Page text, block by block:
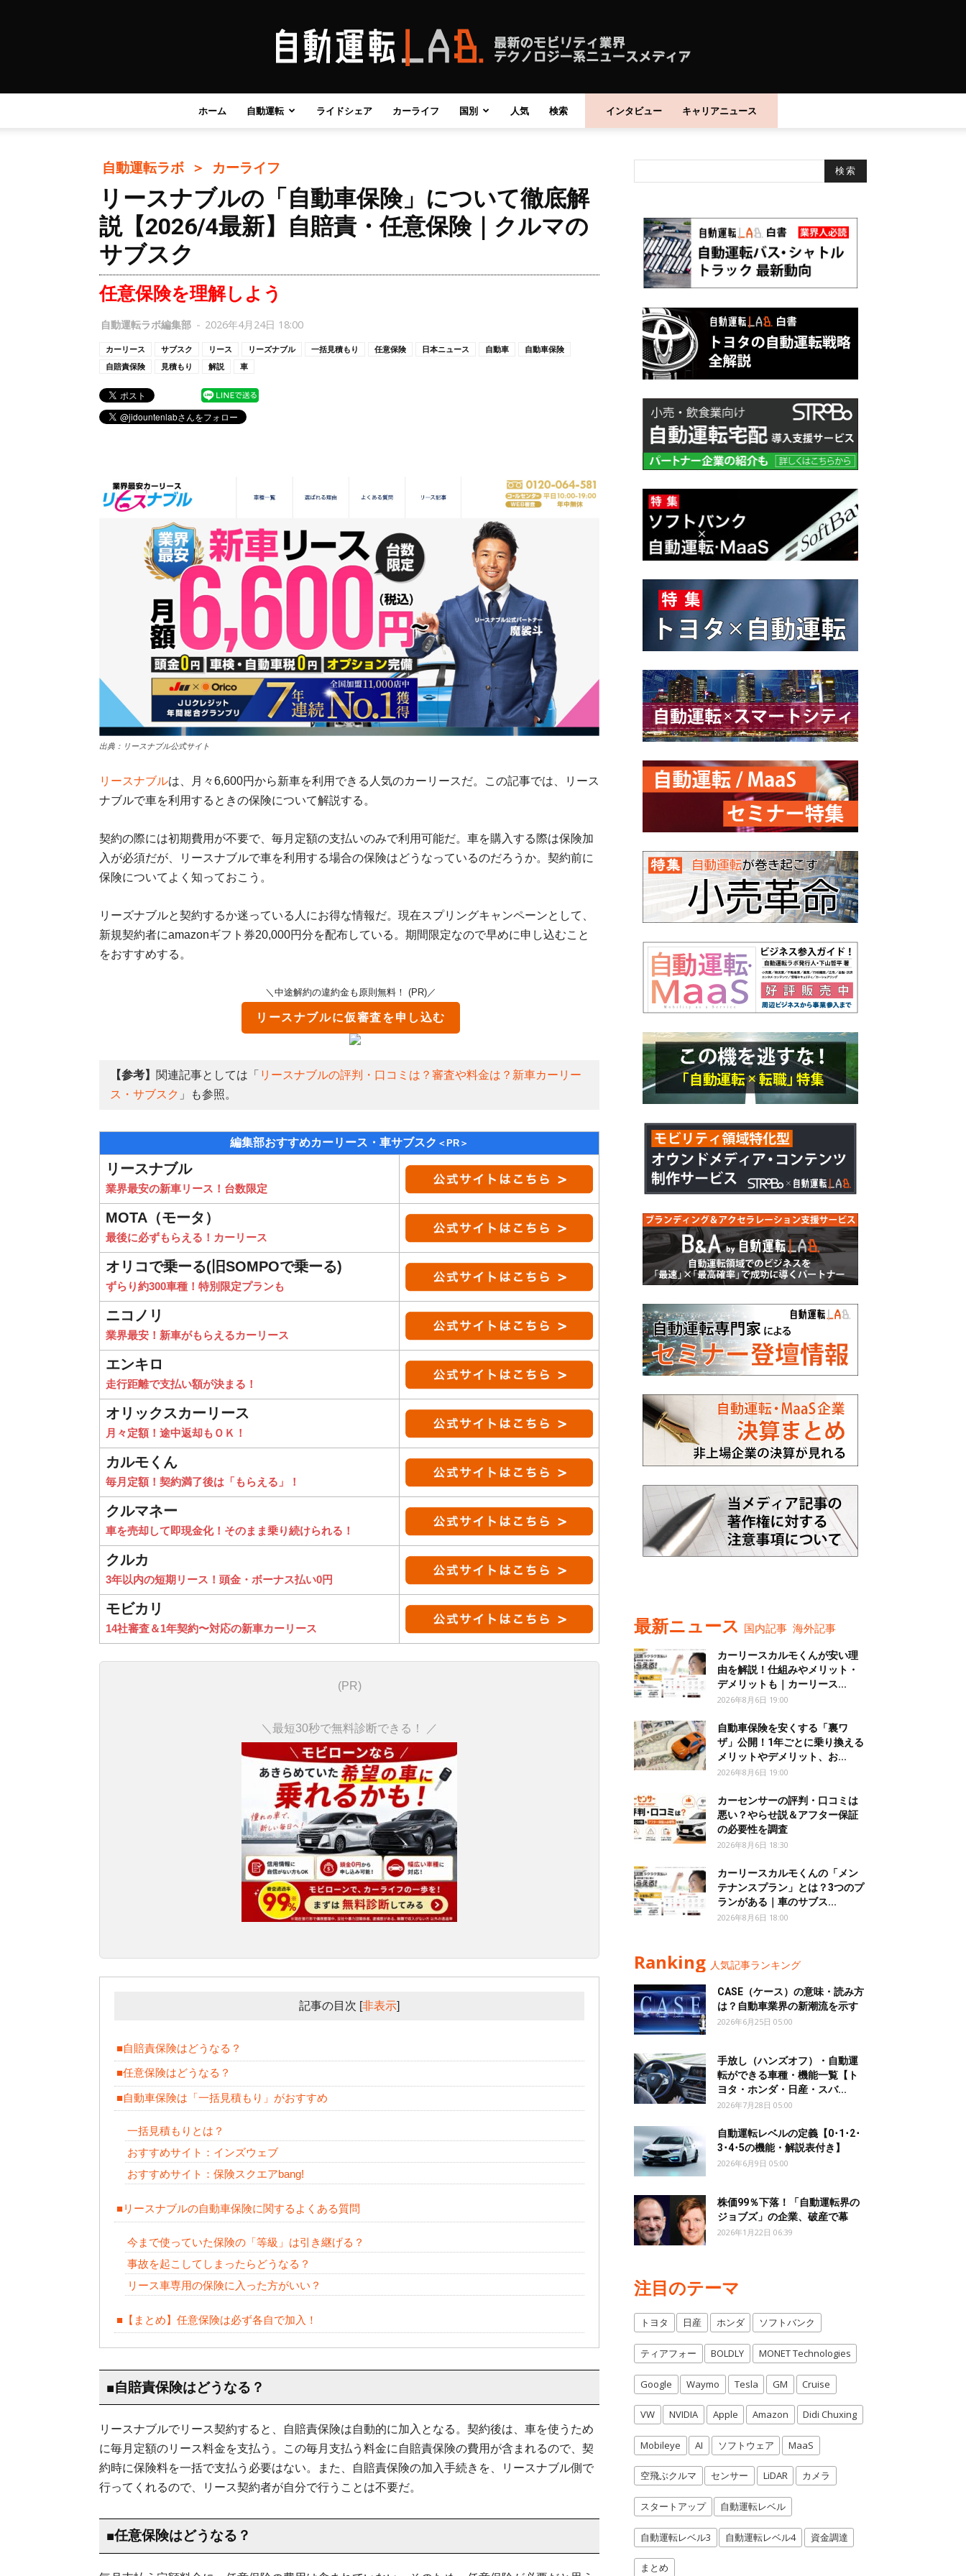
自
動
ボ
ホーム 自動運転 ライドシェア カーライフ 国別 人気 検索 インタビュー キャリアニュース
自動運転ラボ ＞ カーライフ
リースナブルの「自動車保険」について徹底解
説【2026/4最新】自賠責・任意保険｜クルマの
サブスク
任意保険を理解しよう
自動運転ラボ編集部 - 2026年4月24日 18:00
カーリース サブスク リース リーズナブル 一括見積もり 任意保険 日本ニュース 自動車
自動車保険
自賠責保険
見積もり 解説 車
出典：リースナブル公式サイト
リースナブルは、月々6,600円から新車を利用できる人気のカーリースだ。この記事では、リース
ナブルで車を利用するときの保険について解説する。
契約の際には初期費用が不要で、毎月定額の支払いのみで利用可能だ。車を購入する際は保険加
入が必須だが、リースナブルで車を利用する場合の保険はどうなっているのだろうか。契約前に
保険についてよく知っておこう。
リーズナブルと契約するか迷っている人にお得な情報だ。現在スプリングキャンペーンとして、
新規契約者にamazonギフト券20,000円分を配布している。期間限定なので早めに申し込むこと
をおすすめする。
＼中途解約の違約金も原則無料！ (PR)／
リースナブルに仮審査を申し込む
【参考】 関連記事としては「 リースナブルの評判・口コミは？審査や料金は？新車カーリー
ス・サブスク 」も参照。
編集部おすすめカーリース・車サブスク ＜PR＞
リースナブル
業界最安の新車リース！台数限定
MOTA（モータ）
最後に必ずもらえる！カーリース
オリコで乗ーる(旧SOMPOで乗ーる)
ずらり約300車種！特別限定プランも
ニコノリ
業界最安！新車がもらえるカーリース
エンキロ
走行距離で支払い額が決まる！
オリックスカーリース
月々定額！途中返却もＯＫ！
カルモくん
毎月定額！契約満了後は「もらえる」！
クルマネー
車を売却して即現金化！そのまま乗り続けられる！
クルカ
3年以内の短期リース！頭金・ボーナス払い0円
モビカリ
14社審査＆1年契約〜対応の新車カーリース
(PR)
＼最短30秒で無料診断できる！ ／
記事の目次 [非表示]
■自賠責保険はどうなる？
■任意保険はどうなる？
■自動車保険は「一括見積もり」がおすすめ
一括見積もりとは？
おすすめサイト：インズウェブ
おすすめサイト：保険スクエアbang!
■リースナブルの自動車保険に関するよくある質問
今まで使っていた保険の「等級」は引き継げる？
事故を起こしてしまったらどうなる？
リース車専用の保険に入った方がいい？
■【まとめ】任意保険は必ず各自で加入！
■自賠責保険はどうなる？
リースナブルでリース契約すると、自賠責保険は自動的に加入となる。契約後は、車を使うため
に毎月定額のリース料金を支払う。この毎月支払う料金に自賠責保険の費用が含まれるので、契
約時に保険料を一括で支払う必要はない。また、自賠責保険の加入手続きを、リースナブル側で
行ってくれるので、リース契約者が自分で行うことは不要だ。
■任意保険はどうなる？
最新ニュース 国内記事 海外記事
カーリースカルモくんが安い理
由を解説！仕組みやメリット・
デメリットも｜カーリース...
2026年8月6日 19:00
自動車保険を安くする「裏ワ
ザ」公開！1年ごとに乗り換える
メリットやデメリット、お...
2026年8月6日 19:00
カーセンサーの評判・口コミは
悪い？やらせ説＆アフター保証
の必要性を調査
2026年8月6日 18:30
カーリースカルモくんの「メン
テナンスプラン」とは？3つのプ
ランがある｜車のサブス...
2026年8月6日 18:00
Ranking 人気記事ランキング
CASE（ケース）の意味・読み方
は？自動車業界の新潮流を示す
2026年6月25日 05:00
手放し（ハンズオフ）・自動運
転ができる車種・機能一覧【ト
ヨタ・ホンダ・日産・スバ...
2026年7月28日 05:00
自動運転レベルの定義【0･1･2･
3･4･5の機能・解説表付き】
2026年6月9日 05:00
株価99％下落！「自動運転界の
ジョブズ」の企業、破産で幕
2026年1月22日 06:39
注目のテーマ
トヨタ 日産 ホンダ ソフトバンク
ティアフォー BOLDLY MONET Technologies
Google Waymo Tesla GM Cruise
VW NVIDIA Apple Amazon Didi Chuxing
Mobileye AI ソフトウェア MaaS
空飛ぶクルマ センサー LiDAR カメラ
スタートアップ 自動運転レベル
自動運転レベル3 自動運転レベル4 資金調達
まとめ